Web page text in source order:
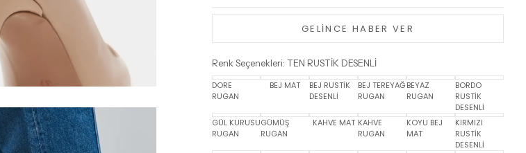
GELİNCE HABER VER
Renk Seçenekleri: TEN RUSTİK DESENLİ
DORE
RUGAN
BEJ MAT
BEJ RUSTİK
DESENLİ
BEJ TEREYAĞ
RUGAN
BEYAZ
RUGAN
BORDO
RUSTİK
DESENLİ
GÜL KURUSU
RUGAN
GÜMÜŞ
RUGAN
KAHVE MAT KAHVE
RUGAN
KOYU BEJ
MAT
KIRMIZI
RUSTİK
DESENLİ